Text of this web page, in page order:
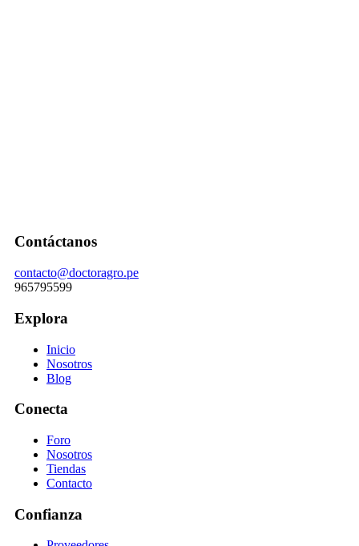
Contáctanos
contacto@doctoragro.pe
965795599
Explora
Inicio
Nosotros
Blog
Conecta
Foro
Nosotros
Tiendas
Contacto
Confianza